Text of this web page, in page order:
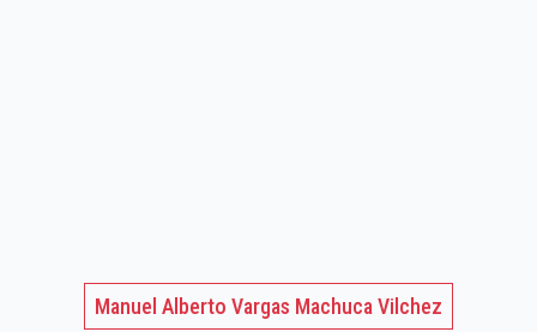
Manuel Alberto Vargas Machuca Vilchez